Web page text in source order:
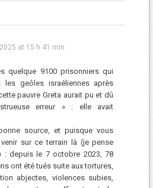
at 15 h 41 min
quelque 9100 prisonniers qui
les geôles israéliennes après
pauvre Greta aurait pu et dû
erreur » : elle avait
source, et puisque vous
sur ce terrain là (je pense
: depuis le 7 octobre 2023, 78
ont été tués suite aux tortures,
abjectes, violences subies,